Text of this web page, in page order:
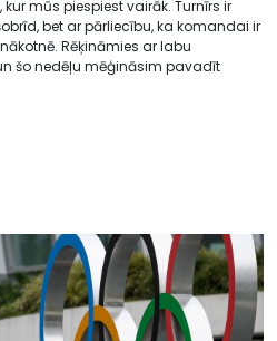
mūs piespiest vairāk. Turnīrs ir
bet ar pārliecību, ka komandai ir
Rēķināmies ar labu
šo nedēļu mēģināsim pavadīt